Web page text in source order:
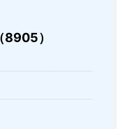
8905）